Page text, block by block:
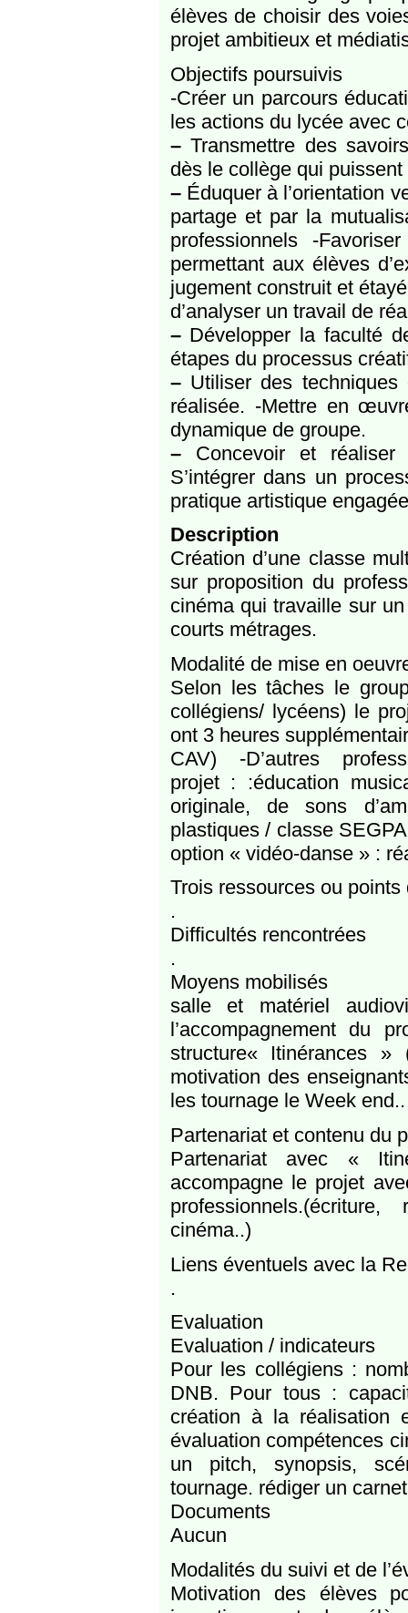
élèves de choisir des
projet ambitieux et
Objectifs poursuivis
-Créer un parcours
les actions du lycée avec
–Transmettre des
dès le collège qui
–Éduquer à l’orientation
partage et par la
professionnels -
permettant aux élèves
jugement construit et
d’analyser un travail de
–Développer la faculté
étapes du processus
–Utiliser des techniques
réalisée. -Mettre en
dynamique de groupe.
–Concevoir et réaliser
S’intégrer dans un
pratique artistique
Description
Création d’une classe
sur proposition du
cinéma qui travaille sur
courts métrages.
Modalité de mise en
Selon les tâches le
collégiens/ lycéens) le
ont 3 heures
CAV) -D’autres
projet : :éducation
originale, de sons
plastiques / classe
option « vidéo-danse » :
Trois ressources ou points
.
Difficultés rencontrées
.
Moyens mobilisés
salle et matériel
l’accompagnement du
structure« Itinérances
motivation des
les tournage le Week end..
Partenariat et contenu du
Partenariat avec «
accompagne le projet
cinéma..)
Liens éventuels avec la
.
Evaluation
Evaluation / indicateurs
Pour les collégiens :
DNB. Pour tous :
création à la réalisation
évaluation compétences
un pitch, synopsis,
tournage. rédiger un
Documents
Aucun
Modalités du suivi et de
Motivation des élèves